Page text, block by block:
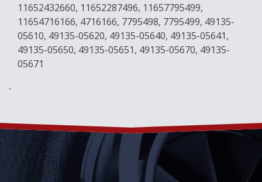
11652432660, 11652287496, 11657795499,
11654716166, 4716166, 7795498, 7795499, 49135-
05610, 49135-05620, 49135-05640, 49135-05641,
49135-05650, 49135-05651, 49135-05670, 49135-
05671
´